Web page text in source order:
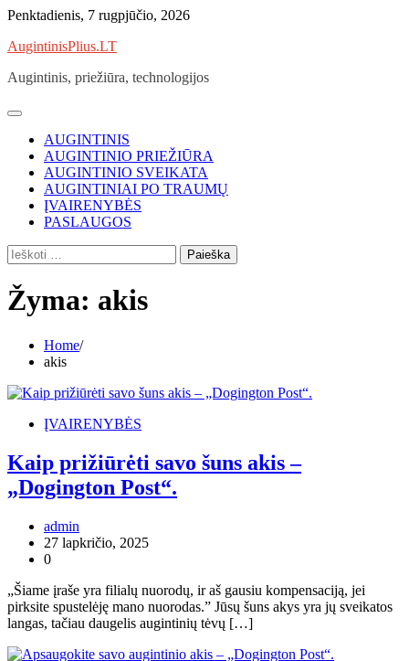
Skip
content
Penktadienis, 7 rugpjūčio, 2026
AugintinisPlius.LT
Augintinis, priežiūra, technologijos
AUGINTINIS
AUGINTINIO PRIEŽIŪRA
AUGINTINIO SVEIKATA
AUGINTINIAI PO TRAUMŲ
ĮVAIRENYBĖS
PASLAUGOS
Ieškoti:
Žyma: akis
Home
akis
ĮVAIRENYBĖS
Kaip prižiūrėti savo šuns akis –
„Dogington Post“.
admin
27 lapkričio, 2025
0
„Šiame įraše yra filialų nuorodų, ir aš gausiu kompensaciją, jei
pirksite spustelėję mano nuorodas.” Jūsų šuns akys yra jų sveikatos
langas, tačiau daugelis augintinių tėvų […]